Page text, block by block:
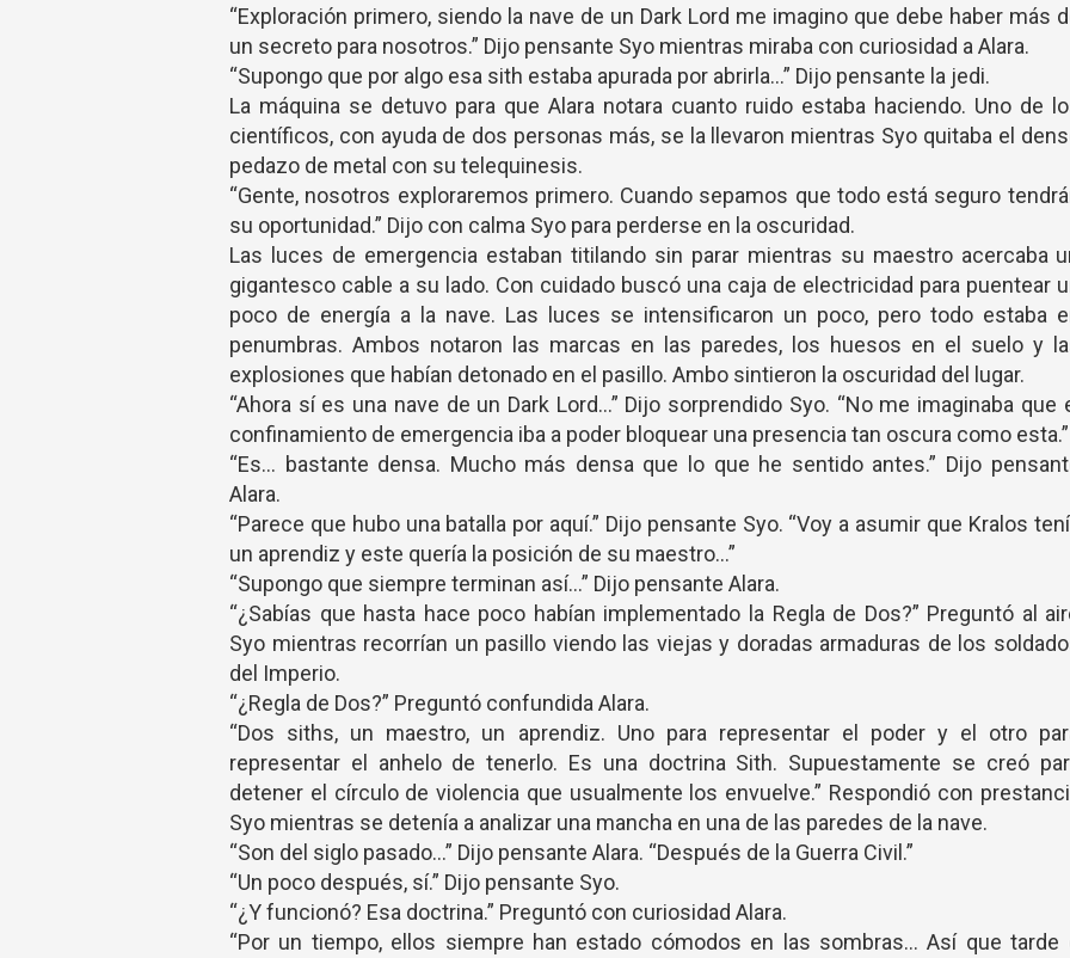
“Exploración primero, siendo la nave de un Dark Lord me imagino que debe haber más
un secreto para nosotros.” Dijo pensante Syo mientras miraba con curiosidad a Alara.
“Supongo que por algo esa sith estaba apurada por abrirla…” Dijo pensante la jedi.
La máquina se detuvo para que Alara notara cuanto ruido estaba haciendo. Uno de
científicos, con ayuda de dos personas más, se la llevaron mientras Syo quitaba el
pedazo de metal con su telequinesis.
“Gente, nosotros exploraremos primero. Cuando sepamos que todo está seguro
su oportunidad.” Dijo con calma Syo para perderse en la oscuridad.
Las luces de emergencia estaban titilando sin parar mientras su maestro acercaba
gigantesco cable a su lado. Con cuidado buscó una caja de electricidad para puentear
poco de energía a la nave. Las luces se intensificaron un poco, pero todo estaba
penumbras. Ambos notaron las marcas en las paredes, los huesos en el suelo y
explosiones que habían detonado en el pasillo. Ambo sintieron la oscuridad del lugar.
“Ahora sí es una nave de un Dark Lord…” Dijo sorprendido Syo. “No me imaginaba que
confinamiento de emergencia iba a poder bloquear una presencia tan oscura como esta.”
“Es… bastante densa. Mucho más densa que lo que he sentido antes.” Dijo
Alara.
“Parece que hubo una batalla por aquí.” Dijo pensante Syo. “Voy a asumir que Kralos
un aprendiz y este quería la posición de su maestro…”
“Supongo que siempre terminan así…” Dijo pensante Alara.
“¿Sabías que hasta hace poco habían implementado la Regla de Dos?” Preguntó al
Syo mientras recorrían un pasillo viendo las viejas y doradas armaduras de los
del Imperio.
“¿Regla de Dos?” Preguntó confundida Alara.
“Dos siths, un maestro, un aprendiz. Uno para representar el poder y el otro
representar el anhelo de tenerlo. Es una doctrina Sith. Supuestamente se creó
detener el círculo de violencia que usualmente los envuelve.” Respondió con
Syo mientras se detenía a analizar una mancha en una de las paredes de la nave.
“Son del siglo pasado…” Dijo pensante Alara. “Después de la Guerra Civil.”
“Un poco después, sí.” Dijo pensante Syo.
“¿Y funcionó? Esa doctrina.” Preguntó con curiosidad Alara.
“Por un tiempo, ellos siempre han estado cómodos en las sombras… Así que tarde